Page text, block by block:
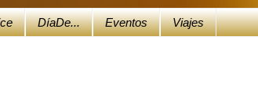
DíaDe... Eventos Viajes